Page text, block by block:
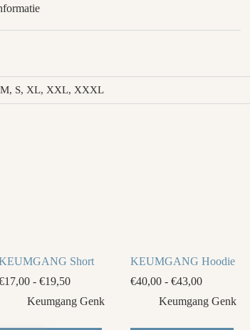
M, S, XL, XXL, XXXL
Short
17,00 - €19,50Prijsklasse:
tot
Keumgang Genk
KEUMGANG Hoodie
€40,00 - €43,00Prijsklasse:
tot
Keumgang Genk